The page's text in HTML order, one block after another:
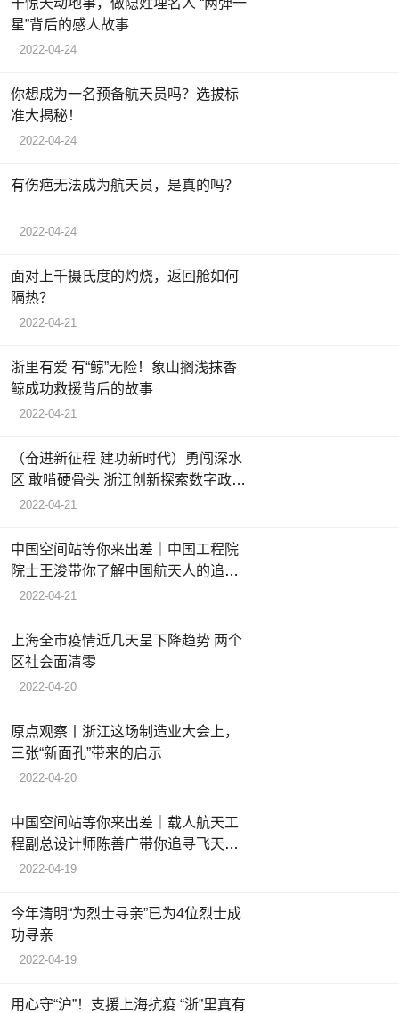
干惊天动地事，做隐姓埋名人 “两弹一
星”背后的感人故事
2022-04-24
你想成为一名预备航天员吗？选拔标
准大揭秘！
2022-04-24
有伤疤无法成为航天员，是真的吗？
2022-04-24
面对上千摄氏度的灼烧，返回舱如何
隔热？
2022-04-21
浙里有爱 有“鲸”无险！象山搁浅抹香
鲸成功救援背后的故事
2022-04-21
（奋进新征程 建功新时代）勇闯深水
区 敢啃硬骨头 浙江创新探索数字政府
建设
2022-04-21
中国空间站等你来出差｜中国工程院
院士王浚带你了解中国航天人的追梦
故事
2022-04-21
上海全市疫情近几天呈下降趋势 两个
区社会面清零
2022-04-20
原点观察丨浙江这场制造业大会上，
三张“新面孔”带来的启示
2022-04-20
中国空间站等你来出差｜载人航天工
程副总设计师陈善广带你追寻飞天足
迹
2022-04-19
今年清明“为烈士寻亲”已为4位烈士成
功寻亲
2022-04-19
用心守“沪”！支援上海抗疫 “浙”里真有